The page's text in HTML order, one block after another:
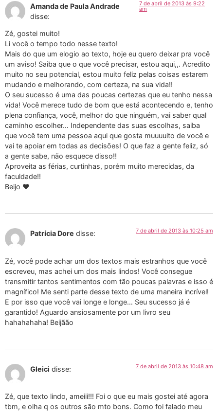
Amanda de Paula Andrade
disse:
7 de abril de 2013 às 9:22
am
Zé, gostei muito!
Li você o tempo todo nesse texto!
Mais do que um elogio ao texto, hoje eu quero deixar pra você
um aviso! Saiba que o que você precisar, estou aqui,,. Acredito
muito no seu potencial, estou muito feliz pelas coisas estarem
mudando e melhorando, com certeza, na sua vida!!
O seu sucesso é uma das poucas certezas que eu tenho nessa
vida! Você merece tudo de bom que está acontecendo e, tenho
plena confiança, você, melhor do que ninguém, vai saber qual
caminho escolher… Independente das suas escolhas, saiba
que você tem uma pessoa aqui que gosta muuuuito de você e
vai te apoiar em todas as decisões! O que faz a gente feliz, só
a gente sabe, não esquece disso!!
Aproveita as férias, curtinhas, porém muito merecidas, da
faculdade!!
Beijo ♥
Patrícia Dore disse: 7 de abril de 2013 às 10:25 am
Zé, você pode achar um dos textos mais estranhos que você
escreveu, mas achei um dos mais lindos! Você consegue
transmitir tantos sentimentos com tão poucas palavras e isso é
magnífico! Me senti parte desse texto de uma maneira incrível!
E por isso que você vai longe e longe… Seu sucesso já é
garantido! Aguardo ansiosamente por um livro seu
hahahahaha! Beijãão
Gleici disse: 7 de abril de 2013 às 10:48 am
Zé, que texto lindo, ameiii!!! Foi o que eu mais gostei até agora
tbm, e olha q os outros são mto bons. Como foi falado meu